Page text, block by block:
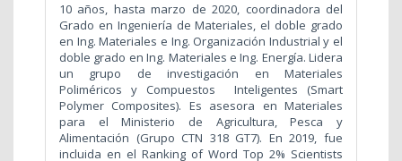
10 años, hasta marzo de 2020, coordinadora del
Grado en Ingeniería de Materiales, el doble grado
en Ing. Materiales e Ing. Organización Industrial y el
doble grado en Ing. Materiales e Ing. Energía. Lidera
un grupo de investigación en Materiales
Poliméricos y Compuestos Inteligentes (Smart
Polymer Composites). Es asesora en Materiales
para el Ministerio de Agricultura, Pesca y
Alimentación (Grupo CTN 318 GT7). En 2019, fue
incluida en el Ranking of Word Top 2% Scientists